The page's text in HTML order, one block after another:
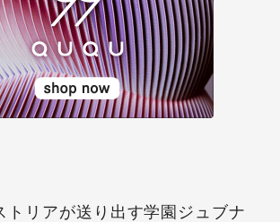
トリアが送り出す学園ジュブナ